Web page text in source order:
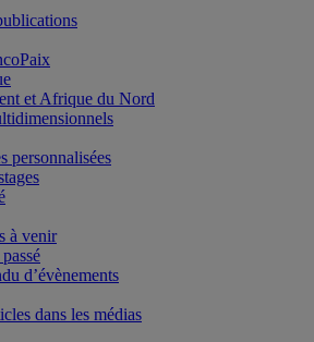
et Afrique du Nord
personnalisées
à venir
d’évènements
dans les médias